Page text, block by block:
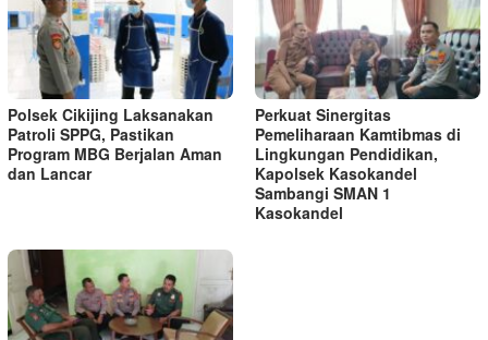
Polsek Cikijing Laksanakan
Patroli SPPG, Pastikan
Program MBG Berjalan Aman
dan Lancar
Perkuat Sinergitas
Pemeliharaan Kamtibmas di
Lingkungan Pendidikan,
Kapolsek Kasokandel
Sambangi SMAN 1
Kasokandel